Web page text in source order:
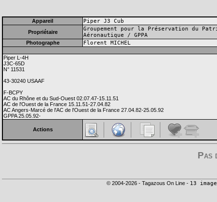
Appareil Piper J3 Cub
Propriétaire
Groupement pour la Préservation du
Aéronautique / GPPA
Photographe Florent MICHEL
Piper L-4H
J3C-65D
N° 11531
43-30240 USAAF
F-BCPY
AC du Rhône et du Sud-Ouest 02.07.47-15.11.51
AC de l'Ouest de la France 15.11.51-27.04.82
AC Angers-Marcé de l'AC de l'Ouest de la France 27.04.82-25.05.92
GPPA 25.05.92-
Actions
Pas
© 2004-2026 - Tagazous On Line - 13